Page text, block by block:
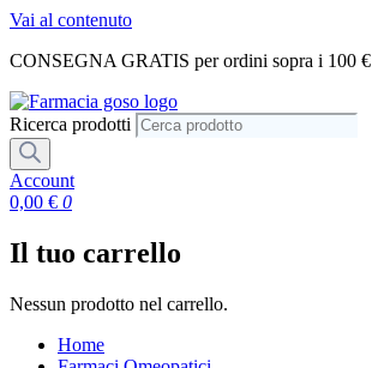
Vai al contenuto
CONSEGNA GRATIS per ordini sopra i 100 €
Ricerca prodotti
Account
0,00 € 0
Il tuo carrello
Nessun prodotto nel carrello.
Home